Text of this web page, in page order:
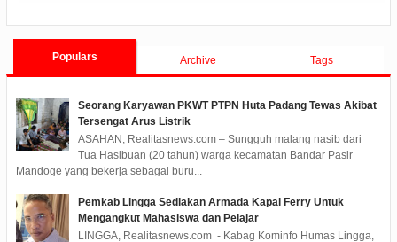
Populars Archive Tags
Seorang Karyawan PKWT PTPN Huta Padang Tewas Akibat
Tersengat Arus Listrik
ASAHAN, Realitasnews.com – Sungguh malang nasib dari
Tua Hasibuan (20 tahun) warga kecamatan Bandar Pasir
Mandoge yang bekerja sebagai buru...
Pemkab Lingga Sediakan Armada Kapal Ferry Untuk
Mengangkut Mahasiswa dan Pelajar
LINGGA, Realitasnews.com - Kabag Kominfo Humas Lingga,